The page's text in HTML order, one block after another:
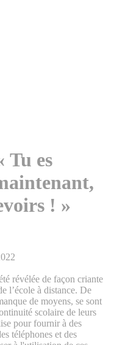
Tu es
! »
révélée de façon criante
l’école à distance. De
de moyens, se sont
scolaire de leurs
pour fournir à des
téléphones et des